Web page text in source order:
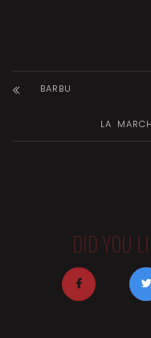
BARBU
LA
DID YOU